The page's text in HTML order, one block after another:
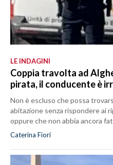
LE INDAGINI
Coppia travolta ad
pirata, il conducente è
Non è escluso che possa
abitazione senza rispondere
oppure che non abbia ancora
Caterina Fiori